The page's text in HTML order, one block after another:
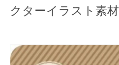
クターイラスト素材